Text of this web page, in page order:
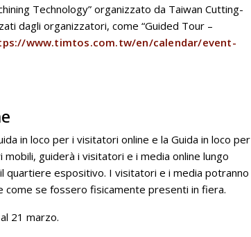
Technology” organizzato da Taiwan Cutting-
dagli organizzatori, come “Guided Tour –
www.timtos.com.tw/en/calendar/event-
in loco per i visitatori online e la Guida in loco per
guiderà i visitatori e i media online lungo
espositivo. I visitatori e i media potranno
se fossero fisicamente presenti in fiera.
21 marzo.